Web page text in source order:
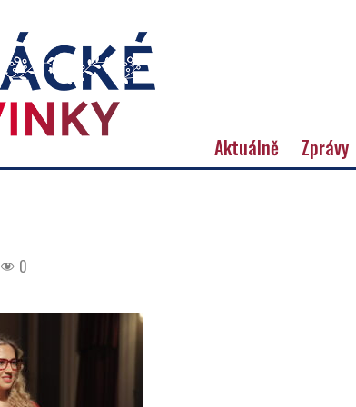
Aktuálně Zprávy
0